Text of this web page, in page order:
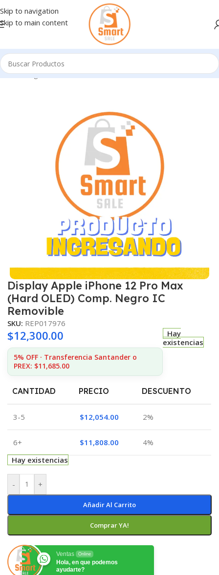
Skip to navigation
Skip to main content
Inicio/Ingresando
Display Apple iPhone 12 Pro Max
(Hard OLED) Comp. Negro IC
Removible
SKU: REP017976
$12,300.00
5% OFF · Transferencia Santander o
PREX: $11,685.00
Hay
existencias
CANTIDAD PRECIO DESCUENTO
3-5 $12,054.00 2%
6+ $11,808.00
4%
Hay existencias
- +
Añadir Al Carrito
Comprar YA!
Ventas Online
Hola, en que podemos
ayudarte?